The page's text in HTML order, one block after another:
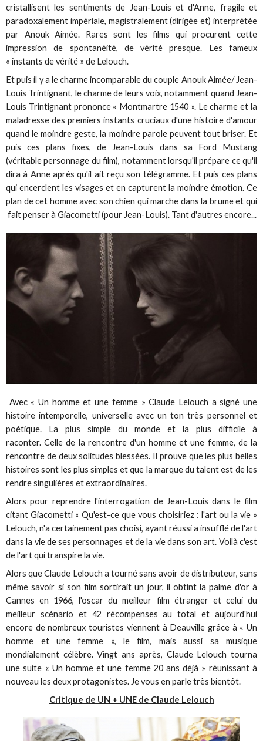
cristallisent les sentiments de Jean-Louis et d'Anne, fragile et
paradoxalement impériale, magistralement (dirigée et) interprétée
par Anouk Aimée. Rares sont les films qui procurent cette
impression de spontanéité, de vérité presque. Les fameux
« instants de vérité » de Lelouch.
Et puis il y a le charme incomparable du couple Anouk Aimée/ Jean-
Louis Trintignant, le charme de leurs voix, notamment quand Jean-
Louis Trintignant prononce « Montmartre 1540 ». Le charme et la
maladresse des premiers instants cruciaux d'une histoire d'amour
quand le moindre geste, la moindre parole peuvent tout briser. Et
puis ces plans fixes, de Jean-Louis dans sa Ford Mustang
(véritable personnage du film), notamment lorsqu'il prépare ce qu'il
dira à Anne après qu'il ait reçu son télégramme. Et puis ces plans
qui encerclent les visages et en capturent la moindre émotion. Ce
plan de cet homme avec son chien qui marche dans la brume et qui
fait penser à Giacometti (pour Jean-Louis). Tant d'autres encore...
Avec « Un homme et une femme » Claude Lelouch a signé une
histoire intemporelle, universelle avec un ton très personnel et
poétique. La plus simple du monde et la plus difficile à
raconter. Celle de la rencontre d'un homme et une femme, de la
rencontre de deux solitudes blessées. Il prouve que les plus belles
histoires sont les plus simples et que la marque du talent est de les
rendre singulières et extraordinaires.
Alors pour reprendre l'interrogation de Jean-Louis dans le film
citant Giacometti « Qu'est-ce que vous choisiriez : l'art ou la vie »
Lelouch, n'a certainement pas choisi, ayant réussi a insufflé de l'art
dans la vie de ses personnages et de la vie dans son art. Voilà c'est
de l'art qui transpire la vie.
Alors que Claude Lelouch a tourné sans avoir de distributeur, sans
même savoir si son film sortirait un jour, il obtint la palme d'or à
Cannes en 1966, l'oscar du meilleur film étranger et celui du
meilleur scénario et 42 récompenses au total et aujourd'hui
encore de nombreux touristes viennent à Deauville grâce à « Un
homme et une femme », le film, mais aussi sa musique
mondialement célèbre. Vingt ans après, Claude Lelouch tourna
une suite « Un homme et une femme 20 ans déjà » réunissant à
nouveau les deux protagonistes. Je vous en parle très bientôt.
Critique de UN + UNE de Claude Lelouch